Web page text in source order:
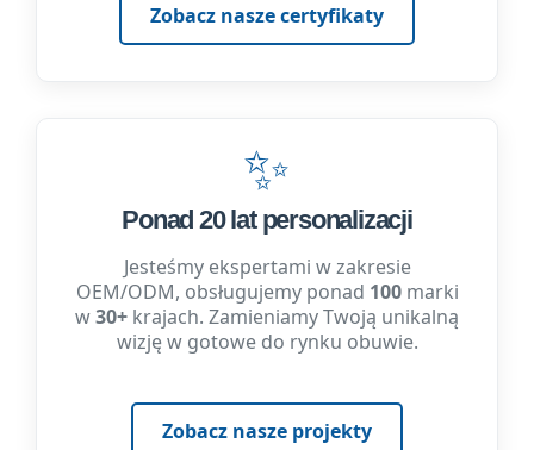
Zobacz nasze certyfikaty
✨
Ponad 20 lat personalizacji
Jesteśmy ekspertami w zakresie
OEM/ODM, obsługujemy ponad 100marki
w30+ krajach. Zamieniamy Twoją unikalną
wizję w gotowe do rynku obuwie.
Zobacz nasze projekty